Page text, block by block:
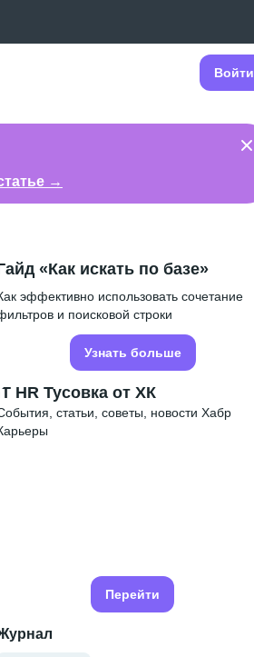
Войти
→
«Как искать по базе»
эффективно использовать сочетание
и поисковой строки
Узнать больше
HR Тусовка от ХК
статьи, советы, новости Хабр
Перейти